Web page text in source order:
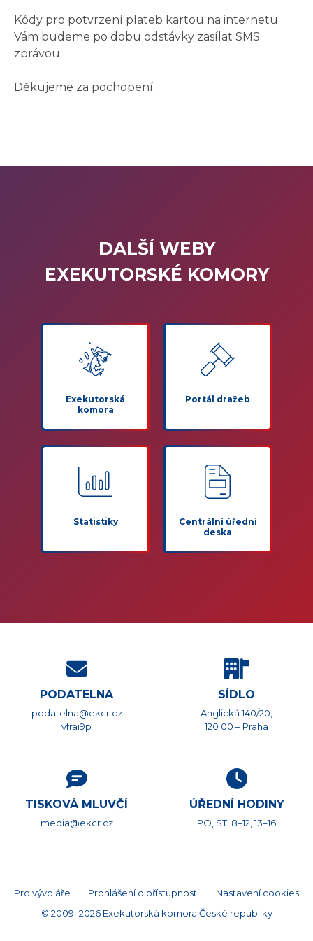
Kódy pro potvrzení plateb kartou na internetu
Vám budeme po dobu odstávky zasílat SMS
zprávou.
Děkujeme za pochopení.
DALŠÍ WEBY
EXEKUTORSKÉ KOMORY
Exekutorská
komora
Portál dražeb
Statistiky
Centrální úřední
deska
PODATELNA
podatelna@ekcr.cz
vfrai9p
SÍDLO
Anglická 140/20,
120 00 – Praha
TISKOVÁ MLUVČÍ
media@ekcr.cz
ÚŘEDNÍ HODINY
PO, ST: 8–12, 13–16
Pro vývojáře Prohlášení o přístupnosti
Nastavení cookies
© 2009–2026 Exekutorská komora České republiky